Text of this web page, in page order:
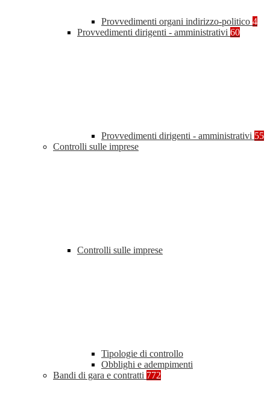
Provvedimenti organi indirizzo-politico 4
Provvedimenti dirigenti - amministrativi 60
Provvedimenti dirigenti - amministrativi 55
Controlli sulle imprese
Controlli sulle imprese
Tipologie di controllo
Obblighi e adempimenti
Bandi di gara e contratti 772